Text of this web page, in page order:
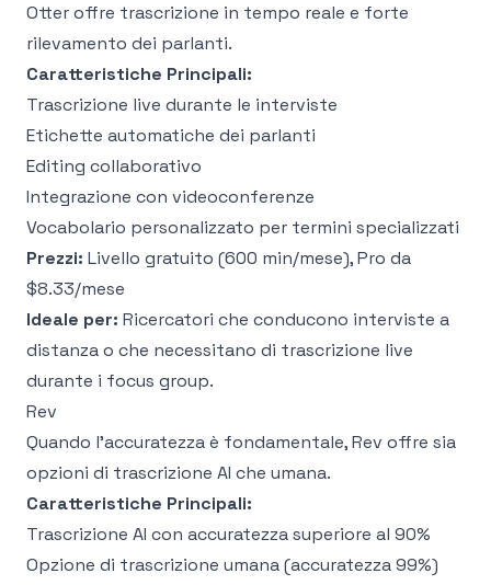
Otter offre trascrizione in tempo reale e forte
rilevamento dei parlanti.
Caratteristiche Principali:
Trascrizione live durante le interviste
Etichette automatiche dei parlanti
Editing collaborativo
Integrazione con videoconferenze
Vocabolario personalizzato per termini specializzati
Prezzi: Livello gratuito (600 min/mese), Pro da
$8.33/mese
Ideale per: Ricercatori che conducono interviste a
distanza o che necessitano di trascrizione live
durante i focus group.
Rev
Quando l'accuratezza è fondamentale, Rev offre sia
opzioni di trascrizione AI che umana.
Caratteristiche Principali:
Trascrizione AI con accuratezza superiore al 90%
Opzione di trascrizione umana (accuratezza 99%)